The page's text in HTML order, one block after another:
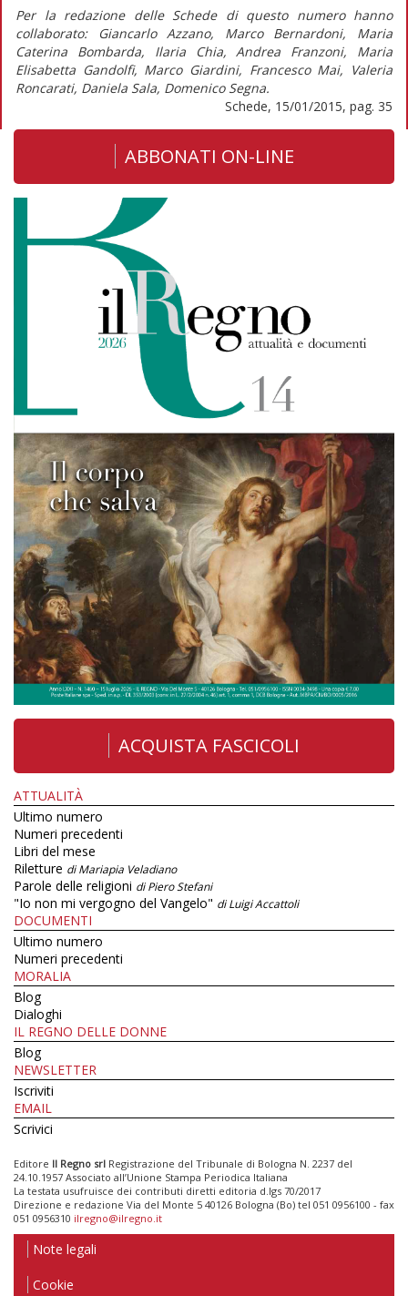
Per la redazione delle Schede di questo numero hanno
collaborato: Giancarlo Azzano, Marco Bernardoni, Maria
Caterina Bombarda, Ilaria Chia, Andrea Franzoni, Maria
Elisabetta Gandolfi, Marco Giardini, Francesco Mai, Valeria
Roncarati, Daniela Sala, Domenico Segna.
Schede, 15/01/2015, pag. 35
ABBONATI ON-LINE
ACQUISTA FASCICOLI
ATTUALITÀ
Ultimo numero
Numeri precedenti
Libri del mese
Riletture di Mariapia Veladiano
Parole delle religioni di Piero Stefani
"Io non mi vergogno del Vangelo" di Luigi Accattoli
DOCUMENTI
Ultimo numero
Numeri precedenti
MORALIA
Blog
Dialoghi
IL REGNO DELLE DONNE
Blog
NEWSLETTER
Iscriviti
EMAIL
Scrivici
Editore Il Regno srl Registrazione del Tribunale di Bologna N. 2237 del
24.10.1957 Associato all’Unione Stampa Periodica Italiana
La testata usufruisce dei contributi diretti editoria d.lgs 70/2017
Direzione e redazione Via del Monte 5 40126 Bologna (Bo) tel 051 0956100 - fax
051 0956310 ilregno@ilregno.it
Note legali
Cookie